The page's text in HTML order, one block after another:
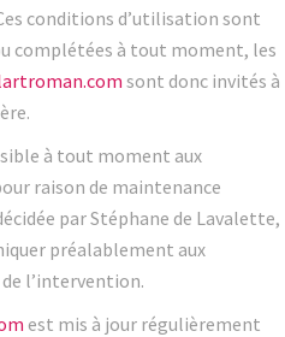
conditions d’utilisation sont
complétées à tout moment, les
sont donc invités à
à tout moment aux
raison de maintenance
par Stéphane de Lavalette,
préalablement aux
l’intervention.
est mis à jour régulièrement